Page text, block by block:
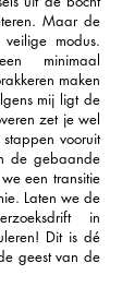
Maar de
modus.
minimaal
maken
mij ligt de
zet je wel
vooruit
de gebaande
een transitie
Laten we de
in
Dit is dé
geest van de